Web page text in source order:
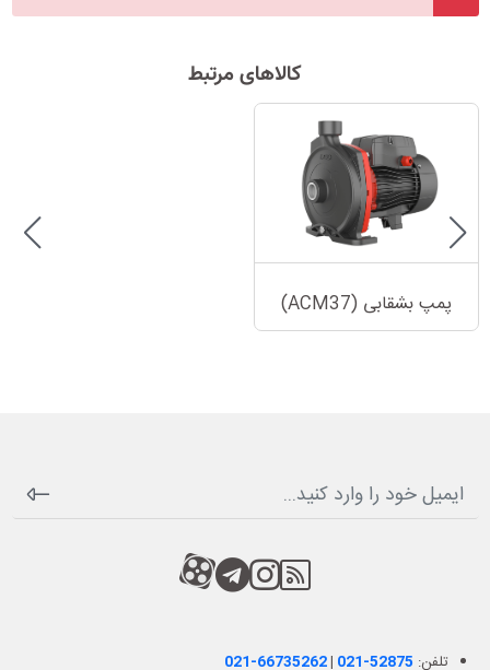
کالاهای مرتبط
پمپ بشقابی (ACM37)
RSS
کانال آپارات
کانال تلگرام
کانال آپارات
تلفن: 021-66735262| 021-52875